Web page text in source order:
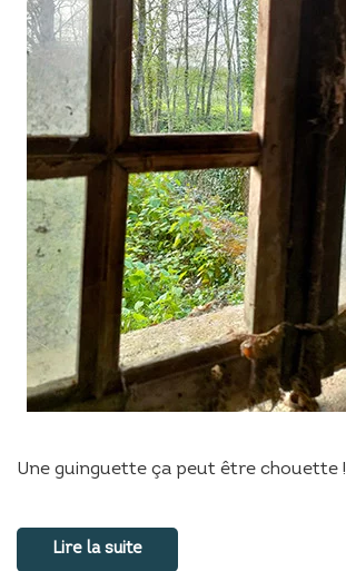
Une guinguette ça peut être chouette !
Lire la suite